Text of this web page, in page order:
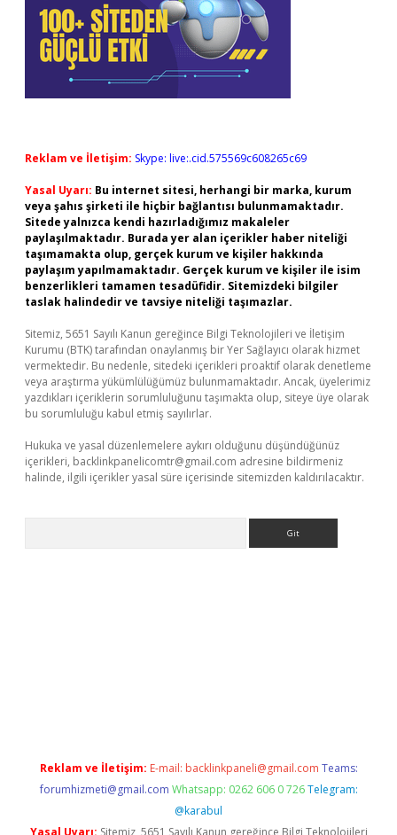
Reklam ve İletişim: Skype: live:.cid.575569c608265c69
Yasal Uyarı: Bu internet sitesi, herhangi bir marka, kurum
veya şahıs şirketi ile hiçbir bağlantısı bulunmamaktadır.
Sitede yalnızca kendi hazırladığımız makaleler
paylaşılmaktadır. Burada yer alan içerikler haber niteliği
taşımamakta olup, gerçek kurum ve kişiler hakkında
paylaşım yapılmamaktadır. Gerçek kurum ve kişiler ile isim
benzerlikleri tamamen tesadüfidir. Sitemizdeki bilgiler
taslak halindedir ve tavsiye niteliği taşımazlar.
Sitemiz, 5651 Sayılı Kanun gereğince Bilgi Teknolojileri ve İletişim
Kurumu (BTK) tarafından onaylanmış bir Yer Sağlayıcı olarak hizmet
vermektedir. Bu nedenle, sitedeki içerikleri proaktif olarak denetleme
veya araştırma yükümlülüğümüz bulunmamaktadır. Ancak, üyelerimiz
yazdıkları içeriklerin sorumluluğunu taşımakta olup, siteye üye olarak
bu sorumluluğu kabul etmiş sayılırlar.
Hukuka ve yasal düzenlemelere aykırı olduğunu düşündüğünüz
içerikleri, backlinkpanelicomtr@gmail.com adresine bildirmeniz
halinde, ilgili içerikler yasal süre içerisinde sitemizden kaldırılacaktır.
Reklam ve İletişim: E-mail: backlinkpaneli@gmail.com Teams:
forumhizmeti@gmail.com Whatsapp: 0262 606 0 726 Telegram:
@karabul
Yasal Uyarı: Sitemiz, 5651 Sayılı Kanun gereğince Bilgi Teknolojileri